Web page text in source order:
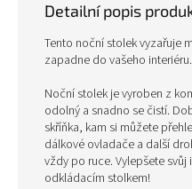
Detailní popis
Tento noční stolek vyzařuje
zapadne do vašeho interiéru.
Noční stolek je vyroben z
odolný a snadno se čistí.
skříňka, kam si můžete
dálkové ovladače a další
vždy po ruce. Vylepšete
odkládacím stolkem!